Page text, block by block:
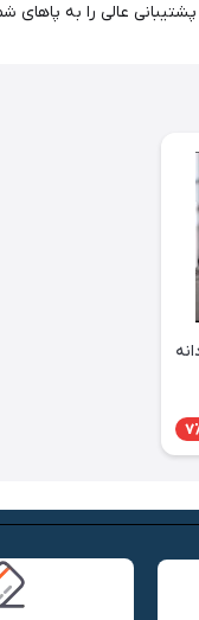
عالی را به
۹۹۰ وی ۴ مردانه